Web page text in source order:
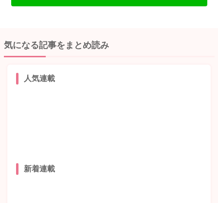
気になる記事をまとめ読み
人気連載
新着連載